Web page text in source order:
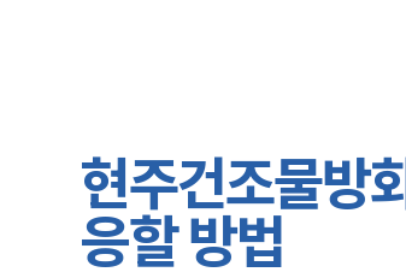
현주건조물방
응할 방법